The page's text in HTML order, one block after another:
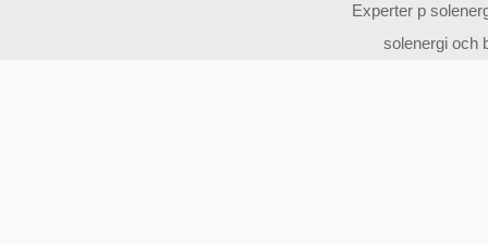
Experter p
solenergi och